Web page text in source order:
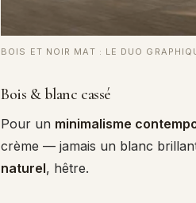
BOIS ET NOIR MAT : LE DUO
Bois & blanc cassé
Pour un minimalisme
crème — jamais un blanc
naturel, hêtre.